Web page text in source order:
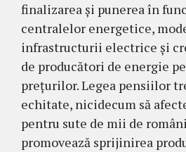
finalizarea și punerea în
centralelor energetice,
infrastructurii electrice și
de producători de energie
prețurilor. Legea pensiilor
echitate, nicidecum să
pentru sute de mii de
promovează sprijinirea